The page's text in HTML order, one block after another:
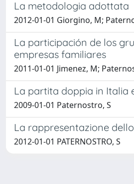
La metodologia adottata
2012-01-01 Giorgino, M;
La participación de los
empresas familiares
2011-01-01 Jimenez, M;
La partita doppia in Italia
2009-01-01 Paternostro, S
La rappresentazione
2012-01-01 PATERNOSTRO, S